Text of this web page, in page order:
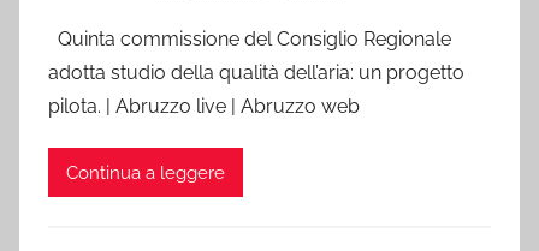
Quinta commissione del Consiglio Regionale
adotta studio della qualità dell’aria: un progetto
pilota. | Abruzzo live | Abruzzo web
Continua a leggere